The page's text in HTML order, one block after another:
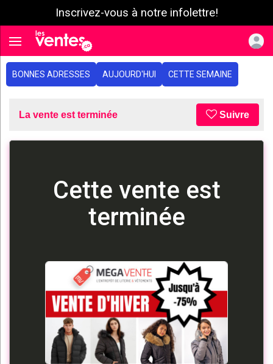
Inscrivez-vous à notre infolettre!
Toggle navigation
BONNES ADRESSES AUJOURD'HUI CETTE SEMAINE
La vente est terminée Suivre
Cette vente est
terminée